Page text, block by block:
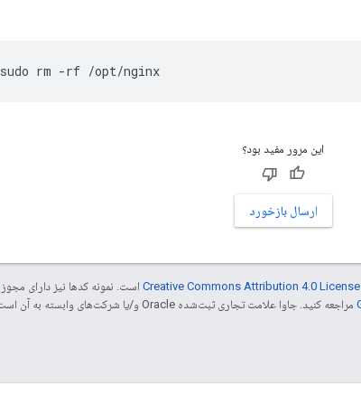
sudo rm -rf /opt/nginx
این مرور مفید بود؟
ارسال بازخورد
Creative Commons Attribution 4.0 License است. نمونه کدها نیز دارای مجوز
مراجعه کنید. جاوا علامت تجاری ثبت‌شده Oracle و/یا شرکت‌های وابسته به آن است.